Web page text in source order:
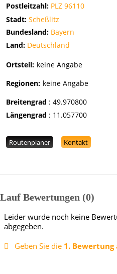
Postleitzahl: PLZ 96110
Stadt: Scheßlitz
Bundesland: Bayern
Land: Deutschland
Ortsteil: keine Angabe
Regionen: keine Angabe
Breitengrad : 49.970800
Längengrad : 11.057700
Routenplaner Kontakt
Lauf Bewertungen 0
Leider wurde noch keine
abgegeben.
Geben Sie die 1. Bewertung